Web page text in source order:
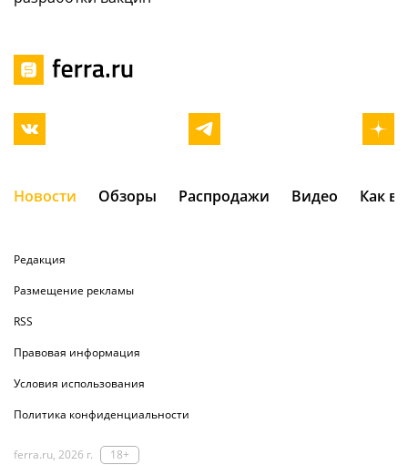
Новости Обзоры Распродажи Видео Как
Редакция
Размещение рекламы
RSS
Правовая информация
Условия использования
Политика конфиденциальности
ferra.ru, 2026 г. 18+